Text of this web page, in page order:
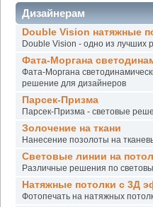
Дизайнерам
Double Vision натяжные
Double Vision - одно из лучших
Фата-Моргана
Фата-Моргана
решение для дизайнеров
Парсек-Призма
Парсек-Призма - световые
Золочение на ткани
Нанесение позолоты на
Световые линии на
Различные решения по
Натяжные потолки с 3Д
Фотопечать на натяжных